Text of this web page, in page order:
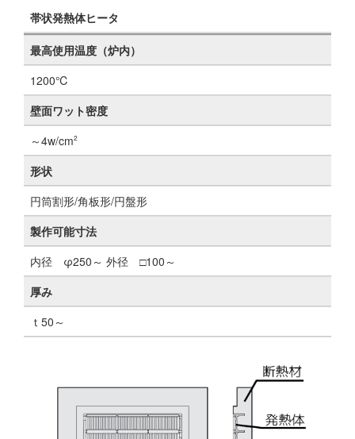
帯状発熱体ヒータ
最高使用温度（炉内）
1200℃
壁面ワット密度
～4w/cm2
形状
円筒割形/角板形/円盤形
製作可能寸法
内径 φ250～ 外径 □100～
厚み
ｔ50～